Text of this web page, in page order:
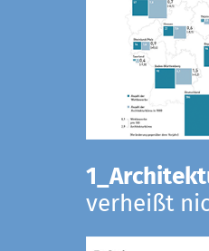
verheißt